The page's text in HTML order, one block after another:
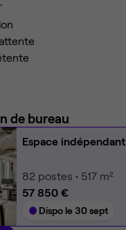
de bureau
Espace indépendant
82 postes • 517 m²
57 850 €
Dispo le 30 sept